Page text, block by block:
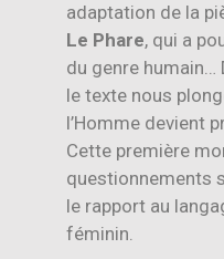
adaptation de la
Le Phare, qui a
du genre
le texte nous
l’Homme devient
Cette première
questionnements
le rapport au
féminin.